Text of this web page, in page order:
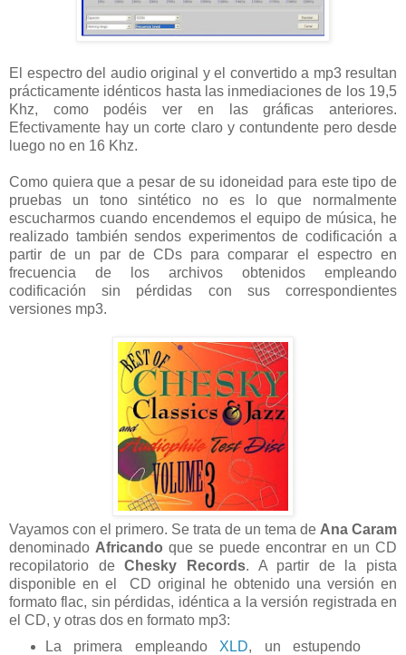
El espectro del audio original y el convertido a mp3 resultan
prácticamente idénticos hasta las inmediaciones de los 19,5
Khz, como podéis ver en las gráficas anteriores.
Efectivamente hay un corte claro y contundente pero desde
luego no en 16 Khz.
Como quiera que a pesar de su idoneidad para este tipo de
pruebas un tono sintético no es lo que normalmente
escucharmos cuando encendemos el equipo de música, he
realizado también sendos experimentos de codificación a
partir de un par de CDs para comparar el espectro en
frecuencia de los archivos obtenidos empleando
codificación sin pérdidas con sus correspondientes
versiones mp3.
Vayamos con el primero. Se trata de un tema de Ana Caram
denominado Africando que se puede encontrar en un CD
recopilatorio deChesky Records. A partir de la pista
disponible en el CD original he obtenido una versión en
formato flac, sin pérdidas, idéntica a la versión registrada en
el CD, y otras dos en formato mp3:
La primera empleando XLD, un estupendo